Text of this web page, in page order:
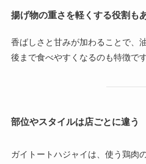
揚げ物の重さを軽くする役割も
香ばしさと甘みが加わることで、
後まで食べやすくなるのも特徴です
部位やスタイルは店ごとに違う
ガイトートハジャイは、使う鶏肉